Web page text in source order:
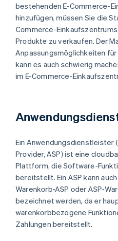
bestehenden E-Commerce-
hinzufügen, müssen Sie die
Commerce-
Produkte zu verkaufen. Der
Anpassungsmöglichkeiten für
kann es auch schwierig
im E-Commerce-
Ein Anwendungsdienstleister
Provider, ASP) ist eine
Plattform, die Software-
bereitstellt. Ein ASP kann
Warenkorb-ASP oder ASP-
bezeichnet werden, da er
warenkorbbezogene
Zahlungen bereitstellt.